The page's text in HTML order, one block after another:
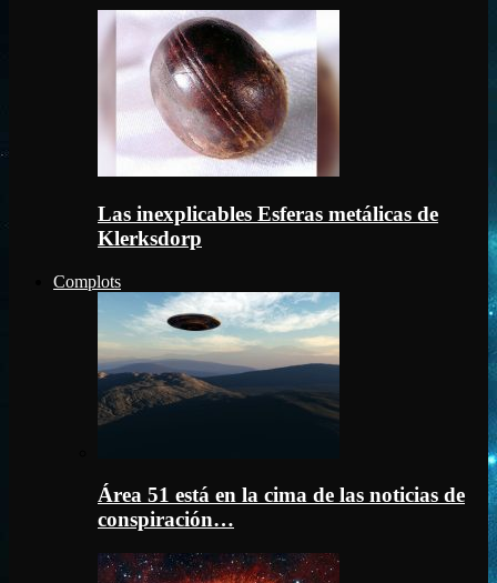
Las inexplicables Esferas metálicas de
Klerksdorp
Complots
Área 51 está en la cima de las noticias de
conspiración…